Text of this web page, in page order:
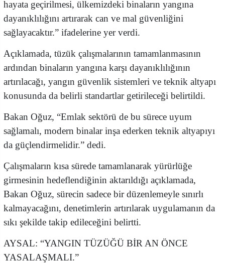
hayata geçirilmesi, ülkemizdeki binaların yangına
dayanıklılığını artırarak can ve mal güvenliğini
sağlayacaktır.” ifadelerine yer verdi.
Açıklamada, tüzük çalışmalarının tamamlanmasının
ardından binaların yangına karşı dayanıklılığının
artırılacağı, yangın güvenlik sistemleri ve teknik altyapı
konusunda da belirli standartlar getirileceği belirtildi.
Bakan Oğuz, “Emlak sektörü de bu sürece uyum
sağlamalı, modern binalar inşa ederken teknik altyapıyı
da güçlendirmelidir.” dedi.
Çalışmaların kısa sürede tamamlanarak yürürlüğe
girmesinin hedeflendiğinin aktarıldığı açıklamada,
Bakan Oğuz, sürecin sadece bir düzenlemeyle sınırlı
kalmayacağını, denetimlerin artırılarak uygulamanın da
sıkı şekilde takip edileceğini belirtti.
AYSAL: “YANGIN TÜZÜĞÜ BİR AN ÖNCE
YASALAŞMALI.”